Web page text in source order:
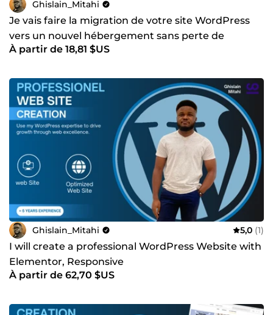
Ghislain_Mitahi
Je vais faire la migration de votre site WordPress
vers un nouvel hébergement sans perte de
données garantie
À partir de 18,81 $US
Ghislain_Mitahi 5,0 (1)
I will create a professional WordPress Website with
Elementor, Responsive
À partir de 62,70 $US